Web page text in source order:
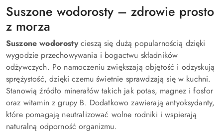
Suszone wodorosty – zdrowie prosto
z morza
Suszone wodorostycieszą się dużą popularnością dzięki
wygodzie przechowywania i bogactwu składników
odżywczych. Po namoczeniu zwiększają objętość i odzyskują
sprężystość, dzięki czemu świetnie sprawdzają się w kuchni.
Stanowią źródło minerałów takich jak potas, magnez i fosfor
oraz witamin z grupy B. Dodatkowo zawierają antyoksydanty,
które pomagają neutralizować wolne rodniki i wspierają
naturalną odporność organizmu.